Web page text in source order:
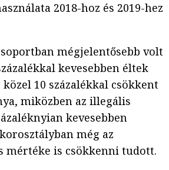
2018-hoz és 2019-hez
mégjelentősebb volt
kevesebben éltek
10 százalékkal csökkent
miközben az illegális
kevesebben
még az
mértéke is csökkenni tudott.